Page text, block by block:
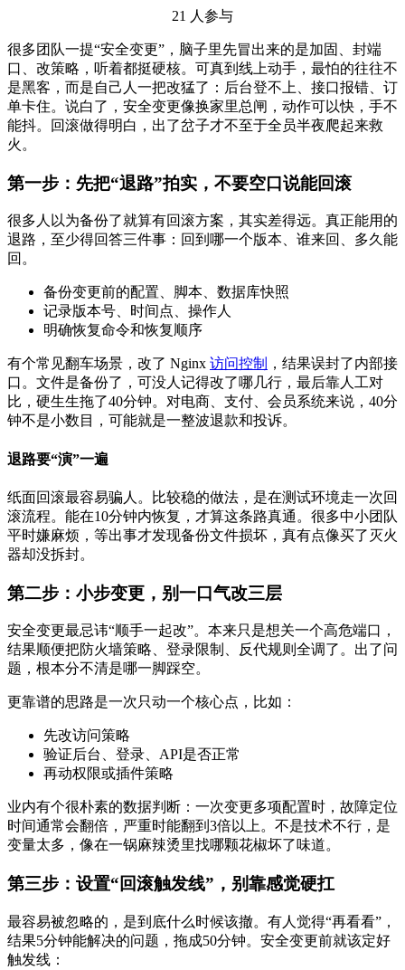
21 人参与
很多团队一提“安全变更”，脑子里先冒出来的是加固、封端
口、改策略，听着都挺硬核。可真到线上动手，最怕的往往不
是黑客，而是自己人一把改猛了：后台登不上、接口报错、订
单卡住。说白了，安全变更像换家里总闸，动作可以快，手不
能抖。回滚做得明白，出了岔子才不至于全员半夜爬起来救
火。
第一步：先把“退路”拍实，不要空口说能回滚
很多人以为备份了就算有回滚方案，其实差得远。真正能用的
退路，至少得回答三件事：回到哪一个版本、谁来回、多久能
回。
备份变更前的配置、脚本、数据库快照
记录版本号、时间点、操作人
明确恢复命令和恢复顺序
有个常见翻车场景，改了 Nginx 访问控制
，结果误封了内部接
口。文件是备份了，可没人记得改了哪几行，最后靠人工对
比，硬生生拖了40分钟。对电商、支付、会员系统来说，40分
钟不是小数目，可能就是一整波退款和投诉。
退路要“演”一遍
纸面回滚最容易骗人。比较稳的做法，是在测试环境走一次回
滚流程。能在10分钟内恢复，才算这条路真通。很多中小团队
平时嫌麻烦，等出事才发现备份文件损坏，真有点像买了灭火
器却没拆封。
第二步：小步变更，别一口气改三层
安全变更最忌讳“顺手一起改”。本来只是想关一个高危端口，
结果顺便把防火墙策略、登录限制、反代规则全调了。出了问
题，根本分不清是哪一脚踩空。
更靠谱的思路是一次只动一个核心点，比如：
先改访问策略
验证后台、登录、API是否正常
再动权限或插件策略
业内有个很朴素的数据判断：一次变更多项配置时，故障定位
时间通常会翻倍，严重时能翻到3倍以上。不是技术不行，是
变量太多，像在一锅麻辣烫里找哪颗花椒坏了味道。
第三步：设置“回滚触发线”，别靠感觉硬扛
最容易被忽略的，是到底什么时候该撤。有人觉得“再看看”，
结果5分钟能解决的问题，拖成50分钟。安全变更前就该定好
触发线：